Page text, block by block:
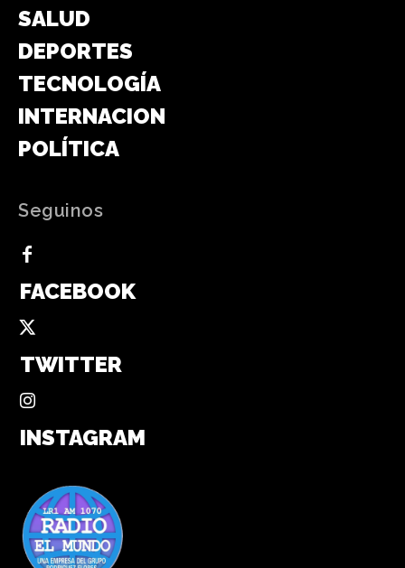
SALUD
DEPORTES
TECNOLOGÍA
INTERNACIONAL
POLÍTICA
Seguinos
FACEBOOK
TWITTER
INSTAGRAM